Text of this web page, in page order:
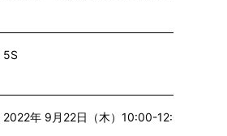
5S
2022年 9月22日（木）10:00-12:00